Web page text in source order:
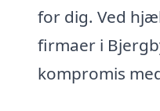
for dig. Ved
firmaer i
kompromis